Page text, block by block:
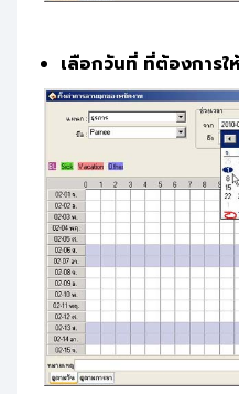
เลือกวันที่ ที่ต้องการ